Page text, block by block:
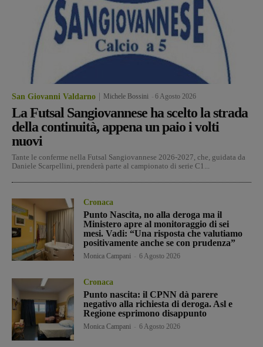
San Giovanni Valdarno Michele Bossini 6 Agosto 2026
La Futsal Sangiovannese ha scelto la strada
della continuità, appena un paio i volti
nuovi
Tante le conferme nella Futsal Sangiovannese 2026-2027, che, guidata da
Daniele Scarpellini, prenderà parte al campionato di serie C1...
Cronaca
Punto Nascita, no alla deroga ma il
Ministero apre al monitoraggio di sei
mesi. Vadi: “Una risposta che valutiamo
positivamente anche se con prudenza”
Monica Campani 6 Agosto 2026
Cronaca
Punto nascita: il CPNN dà parere
negativo alla richiesta di deroga. Asl e
Regione esprimono disappunto
Monica Campani 6 Agosto 2026